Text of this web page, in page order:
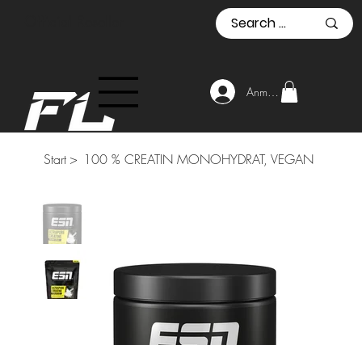
Anmelden
Start > 100 % CREATIN MONOHYDRAT, VEGAN